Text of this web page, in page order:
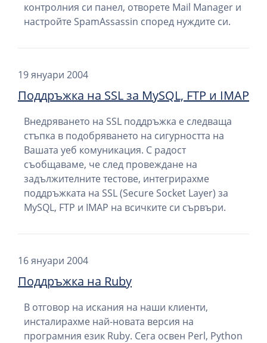
контролния си панел, отворете Mail Manager и
настройте SpamAssassin според нуждите си.
19 януари 2004
Поддръжка на SSL за MySQL, FTP и IMAP
Внедряването на SSL поддръжка е следваща
стъпка в подобряването на сигурността на
Вашата уеб комуникация. С радост
съобщаваме, че след провеждане на
задължителните тестове, интегрирахме
поддръжката на SSL (Secure Socket Layer) за
MySQL, FTP и IMAP на всичките си сървъри.
16 януари 2004
Поддръжка на Ruby
В отговор на искания на наши клиенти,
инсталирахме най-новата версия на
програмния език Ruby. Сега освен Perl, Python